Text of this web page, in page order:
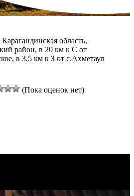
область,
район, в 20 км к С от
в 3,5 км к З от с.Ахметаул
(Пока оценок нет)